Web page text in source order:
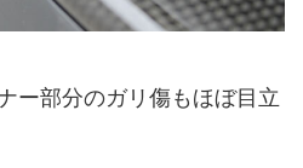
ー部分のガリ傷もほぼ目立